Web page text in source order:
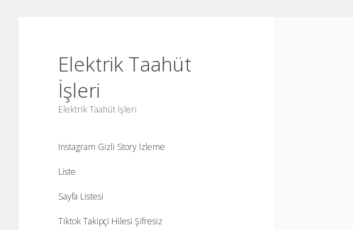
Elektrik Taahüt
İşleri
Elektrik Taahüt İşleri
Instagram Gizli Story İzleme
Liste
Sayfa Listesi
Tiktok Takipçi Hilesi Şifresiz